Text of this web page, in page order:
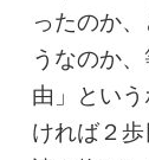
ったのか
うなのか
由」とい
ければ２